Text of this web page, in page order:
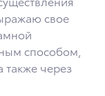
посетителями
данных
на сайте
свое
способом,
также через